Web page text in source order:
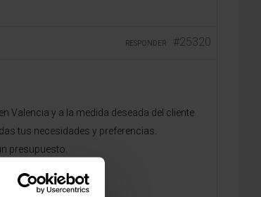
#25320
RESPONDER
Valencia y a la medida deseada del cliente
tus necesidades y preferencias.
presupuesto.